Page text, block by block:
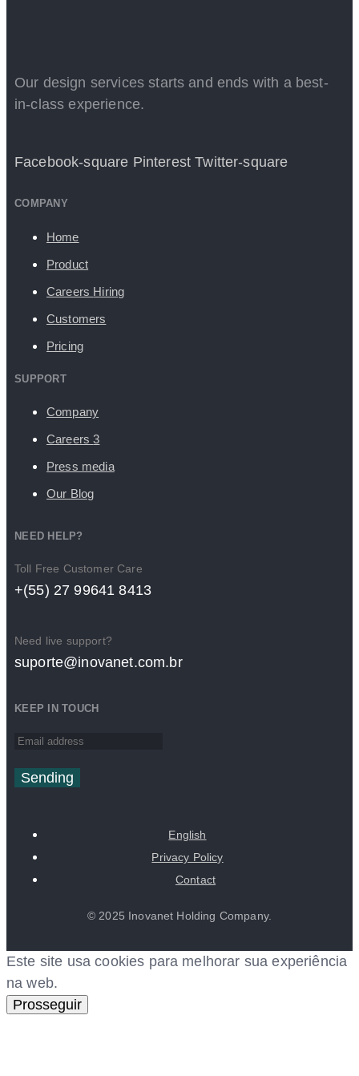
Our design services starts and ends with a best-
in-class experience.
Facebook-square Pinterest Twitter-square
COMPANY
Home
Product
Careers Hiring
Customers
Pricing
SUPPORT
Company
Careers3
Press media
Our Blog
NEED HELP?
Toll Free Customer Care
+(55) 27 99641 8413
Need live support?
suporte@inovanet.com.br
KEEP IN TOUCH
Sending
English
Privacy Policy
Contact
© 2025 Inovanet Holding Company.
Este site usa cookies para melhorar sua experiência
na web.
Prosseguir